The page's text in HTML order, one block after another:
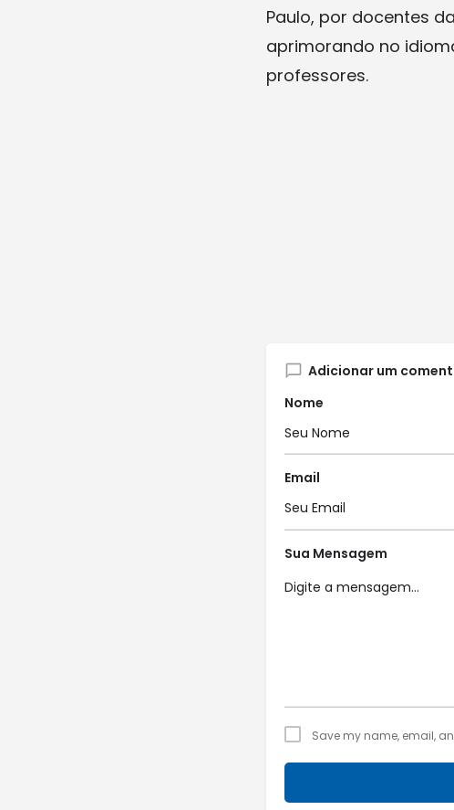
Paulo, por docentes
aprimorando no
professores.
Adicionar um
Nome
Email
Sua Mensagem
Save my name, email,